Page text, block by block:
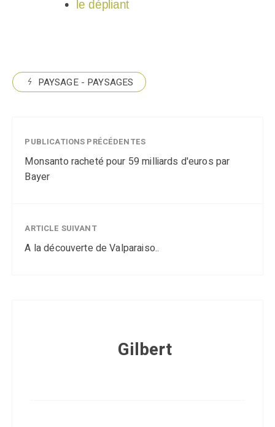
le dépliant
PAYSAGE - PAYSAGES
PUBLICATIONS PRÉCÉDENTES
Monsanto racheté pour 59 milliards d'euros par
Bayer
ARTICLE SUIVANT
A la découverte de Valparaiso..
Gilbert